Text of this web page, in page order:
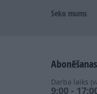
Seko mums
Darba laiks
9:00 -